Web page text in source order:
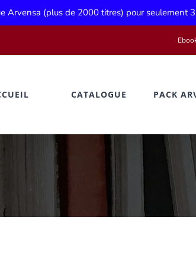
Arvensa (plus de 2000 titres) pour seulement
CATALOGUE PACK